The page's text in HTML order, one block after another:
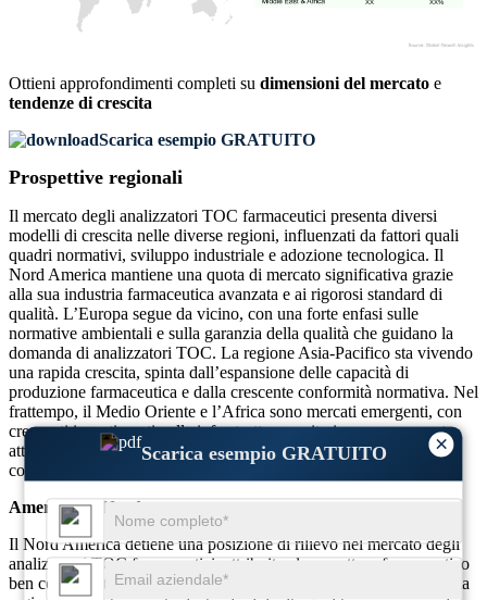
×
Scarica esempio GRATUITO
XX%
XX
Ottieni approfondimenti completi su dimensioni del mercato e
tendenze di crescita
Scarica esempio GRATUITO
Prospettive regionali
Il mercato degli analizzatori TOC farmaceutici presenta diversi
modelli di crescita nelle diverse regioni, influenzati da fattori quali
quadri normativi, sviluppo industriale e adozione tecnologica. Il
Nord America mantiene una quota di mercato significativa grazie
alla sua industria farmaceutica avanzata e ai rigorosi standard di
qualità. L’Europa segue da vicino, con una forte enfasi sulle
normative ambientali e sulla garanzia della qualità che guidano la
domanda di analizzatori TOC. La regione Asia-Pacifico sta vivendo
una rapida crescita, spinta dall’espansione delle capacità di
produzione farmaceutica e dalla crescente conformità normativa. Nel
frattempo, il Medio Oriente e l’Africa sono mercati emergenti, con
crescenti investimenti nelle infrastrutture sanitarie e una crescente
attenzione al monitoraggio della qualità dell’acqua che
contribuiscono allo sviluppo del mercato.
America del Nord
Il Nord America detiene una posizione di rilievo nel mercato degli
analizzatori TOC farmaceutici, attribuita al suo settore farmaceutico
ben consolidato e al rigoroso contesto normativo. L'attenzione della